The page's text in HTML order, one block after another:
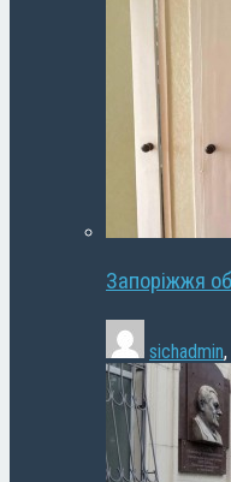
Запоріжжя
sichadmin,